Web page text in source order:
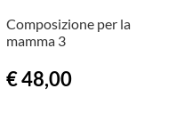
Composizione per la
mamma 3
€ 48,00